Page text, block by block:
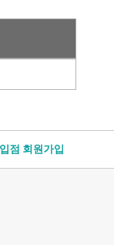
점 회원가입